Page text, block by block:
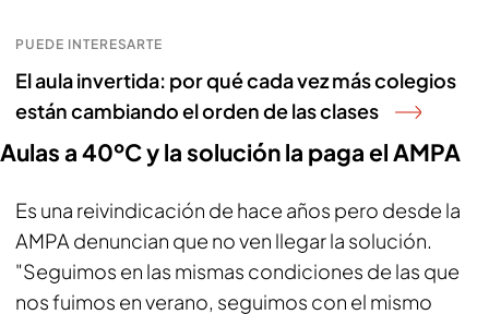
PUEDE INTERESARTE
El aula invertida: por qué cada vez más colegios
están cambiando el orden de las clases
Aulas a 40ºC y la solución la paga el AMPA
Es una reivindicación de hace años pero desde la
AMPA denuncian que no ven llegar la solución.
"Seguimos en las mismas condiciones de las que
nos fuimos en verano, seguimos con el mismo